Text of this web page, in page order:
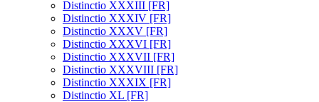
Distinctio XXXIII [FR]
Distinctio XXXIV [FR]
Distinctio XXXV [FR]
Distinctio XXXVI [FR]
Distinctio XXXVII [FR]
Distinctio XXXVIII [FR]
Distinctio XXXIX [FR]
Distinctio XL [FR]